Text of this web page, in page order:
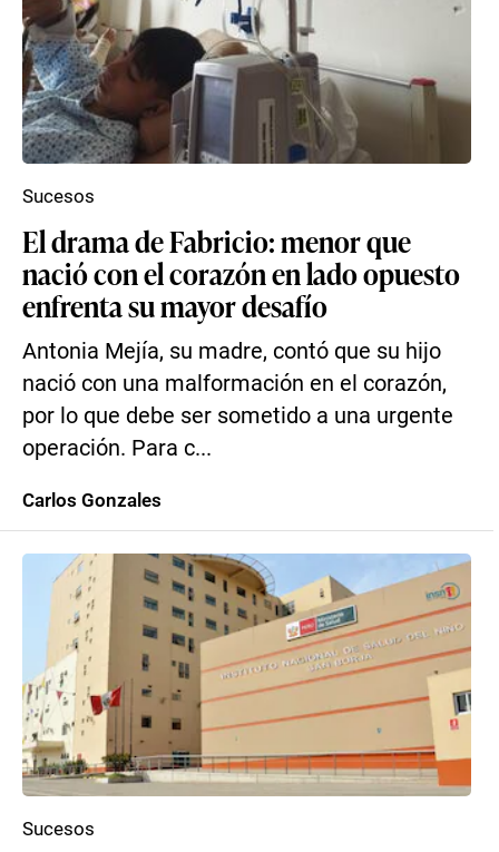
El drama de Fabricio: menor que
nació con el corazón en lado opuesto
enfrenta su mayor desafío
Antonia Mejía, su madre, contó que su hijo
nació con una malformación en el corazón,
por lo que debe ser sometido a una urgente
operación. Para c...
Sucesos
Carlos Gonzales
Sucesos